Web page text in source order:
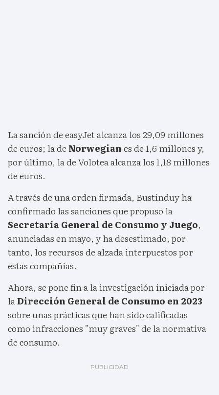
La sanción de easyJet alcanza los 29,09 millones
de euros; la de Norwegianes de 1,6 millones y,
por último, la de Volotea alcanza los 1,18 millones
de euros.
A través de una orden firmada, Bustinduy ha
confirmado las sanciones que propuso la
Secretaría General de Consumo y Juego,
anunciadas en mayo, y ha desestimado, por
tanto, los recursos de alzada interpuestos por
estas compañías.
Ahora, se pone fin a la investigación iniciada por
laDirección General de Consumo en 2023
sobre unas prácticas que han sido calificadas
como infracciones "muy graves" de la normativa
de consumo.